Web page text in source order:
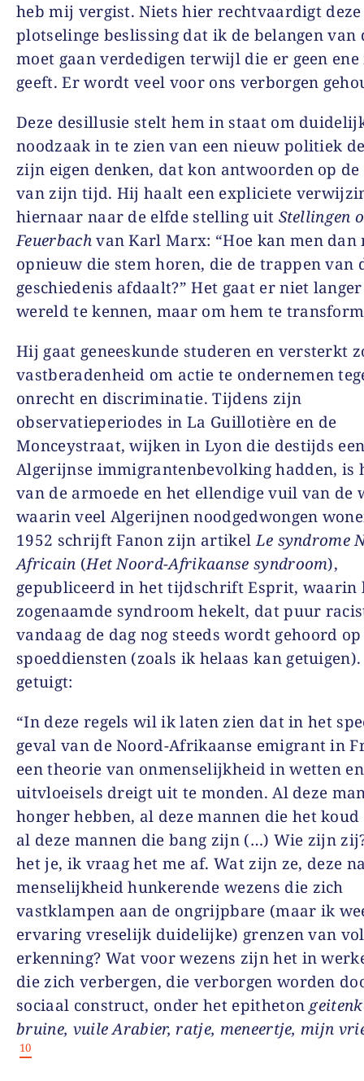
heb mij vergist. Niets hier rechtvaardigt deze
plotselinge beslissing dat ik de belangen van
moet gaan verdedigen terwijl die er geen
geeft. Er wordt veel voor ons verborgen
Deze desillusie stelt hem in staat om
noodzaak in te zien van een nieuw politiek
zijn eigen denken, dat kon antwoorden op
van zijn tijd. Hij haalt een expliciete
hiernaar naar de elfde stelling uit Stellingen
Feuerbachvan Karl Marx: “Hoe kan men dan
opnieuw die stem horen, die de trappen van
geschiedenis afdaalt?” Het gaat er niet
wereld te kennen, maar om hem te
Hij gaat geneeskunde studeren en versterkt
vastberadenheid om actie te ondernemen
onrecht en discriminatie. Tijdens zijn
observatieperiodes in La Guillotière en de
Monceystraat, wijken in Lyon die destijds
Algerijnse immigrantenbevolking hadden, is
van de armoede en het ellendige vuil van de
waarin veel Algerijnen noodgedwongen
1952 schrijft Fanon zijn artikelLe syndrome
Africain (Het Noord-Afrikaanse syndroom),
gepubliceerd in het tijdschrift Esprit,
zogenaamde syndroom hekelt, dat puur
vandaag de dag nog steeds wordt gehoord
spoeddiensten (zoals ik helaas kan
getuigt:
“In deze regels wil ik laten zien dat in het
geval van de Noord-Afrikaanse emigrant in
een theorie van onmenselijkheid in wetten en
uitvloeisels dreigt uit te monden. Al deze
honger hebben, al deze mannen die het koud
al deze mannen die bang zijn (…) Wie zijn
het je, ik vraag het me af. Wat zijn ze, deze
menselijkheid hunkerende wezens die zich
vastklampen aan de ongrijpbare (maar ik
ervaring vreselijk duidelijke) grenzen van
erkenning? Wat voor wezens zijn het in
die zich verbergen, die verborgen worden
sociaal construct, onder het epitheton
bruine, vuile Arabier, ratje, meneertje, mijn
10